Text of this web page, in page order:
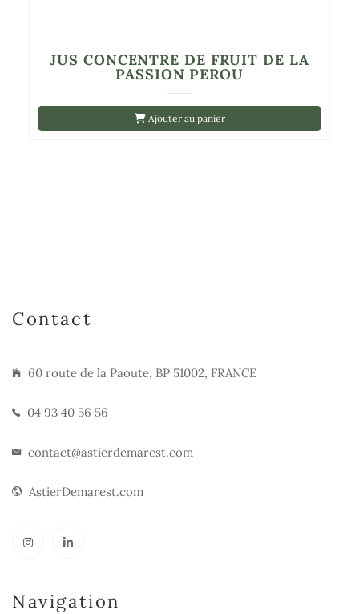
Ajouter au panier
JUS CONCENTRE DE FRUIT DE LA
PASSION PEROU
Contact
60 route de la Paoute, BP 51002, FRANCE
04 93 40 56 56
contact@astierdemarest.com
AstierDemarest.com
Navigation